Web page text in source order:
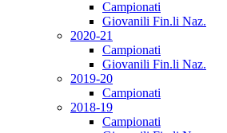
Campionati
Giovanili Fin.li Naz.
2020-21
Campionati
Giovanili Fin.li Naz.
2019-20
Campionati
2018-19
Campionati